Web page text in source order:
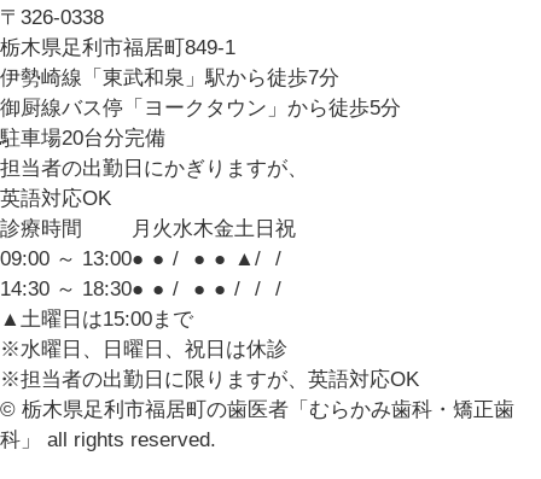
〒326-0338
栃木県足利市福居町849-1
伊勢崎線「東武和泉」駅から徒歩7分
御厨線バス停「ヨークタウン」から徒歩5分
駐車場20台分完備
担当者の出勤日にかぎりますが、
英語対応OK
診療時間
月 火水木金土 日 祝
09:00 ～ 13:00● ● / ● ● ▲/
/
14:30 ～ 18:30● ● / ● ● / /
/
▲土曜日は15:00まで
※水曜日、日曜日、祝日は休診
※担当者の出勤日に限りますが、英語対応OK
© 栃木県足利市福居町の歯医者「むらかみ歯科・矯正歯
科」 all rights reserved.